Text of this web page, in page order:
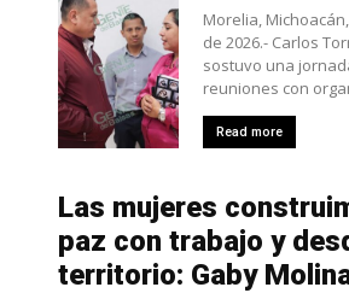
Morelia,
de 2026.- Carlos
sostuvo una
reuniones con
Read more
Las mujeres
paz con trabajo y
territorio: Gaby